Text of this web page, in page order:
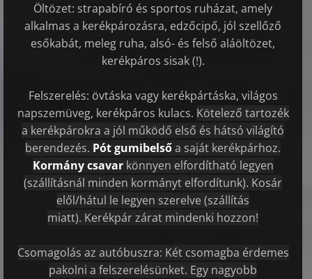
Öltözet: strapabíró és sportos ruházat, amely
alkalmas a kerékpározásra, edzőcipő, jól szellőző
esőkabát, meleg ruha, alsó- és felső aláöltözet,
kerékpáros sisak (!).
Felszerelés: övtáska vagy kerékpártáska, világos
napszemüveg, kerékpáros kulacs. Kötelező tartozék
a kerékpárokra a jól működő első és hátsó világító
berendezés. Pót gumibelsőa saját kerékpárhoz.
Kormány csavarkönnyen elfordítható legyen
(szállításnál minden kormányt elfordítunk). Kosár
elől/hátul le legyen szerelve (szállítás
miatt). Kerékpár zárat mindenki hozzon!
Csomagolás az autóbuszra: Két csomagba érdemes
pakolni a felszerelésünket. Egy nagyobb